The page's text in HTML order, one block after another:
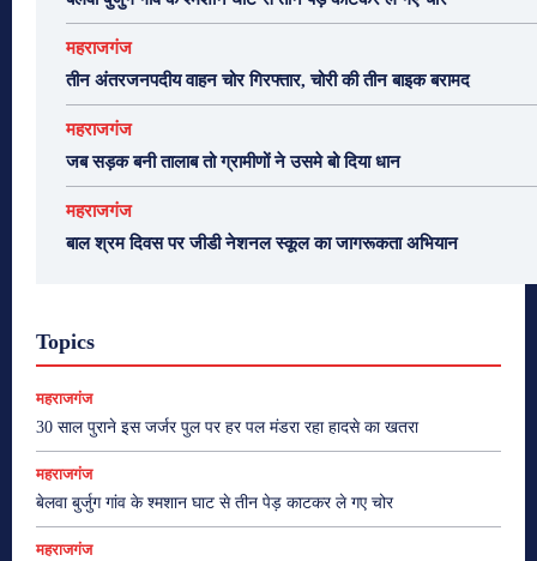
महराजगंज
तीन अंतरजनपदीय वाहन चोर गिरफ्तार, चोरी की तीन बाइक बरामद
महराजगंज
जब सड़क बनी तालाब तो ग्रामीणों ने उसमे बो दिया धान
महराजगंज
बाल श्रम दिवस पर जीडी नेशनल स्कूल का जागरूकता अभियान
Topics
महराजगंज
30 साल पुराने इस जर्जर पुल पर हर पल मंडरा रहा हादसे का खतरा
महराजगंज
बेलवा बुर्जुग गांव के श्मशान घाट से तीन पेड़ काटकर ले गए चोर
महराजगंज